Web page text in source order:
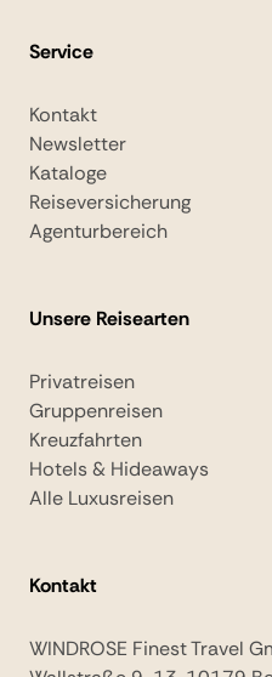
Service
Kontakt
Newsletter
Kataloge
Reiseversicherung
Agenturbereich
Unsere Reisearten
Privatreisen
Gruppenreisen
Kreuzfahrten
Hotels & Hideaways
Alle Luxusreisen
Kontakt
WINDROSE Finest Travel